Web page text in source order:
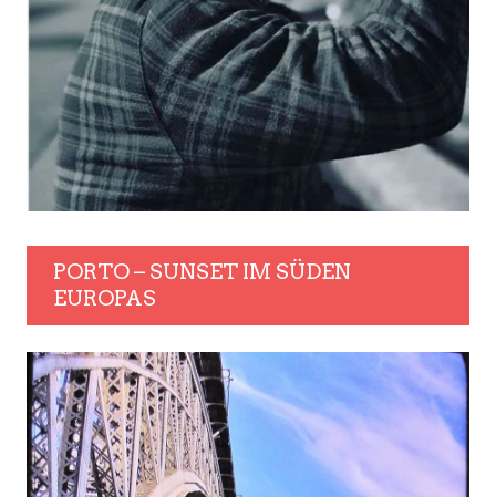
PORTO – SUNSET IM SÜDEN
EUROPAS